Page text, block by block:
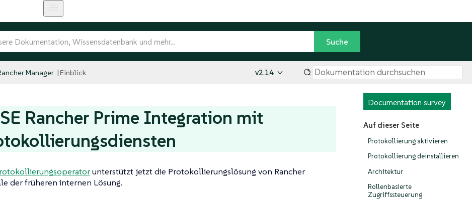
Manager Einblick v2.14
Documentation survey
Auf dieser Seite
Protokollierung aktivieren
Protokollierung deinstallieren
Architektur
Rollenbasierte
Zugriffssteuerung
Rancher Prime Integration mit
unterstützt jetzt die Protokollierungslösung von Rancher
der früheren internen Lösung.